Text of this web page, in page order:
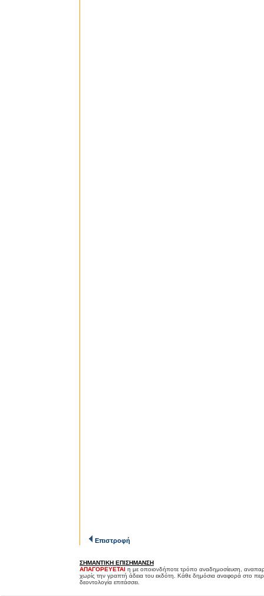
Επιστροφή
ΣΗΜΑΝΤΙΚΗ ΕΠΙΣΗΜΑΝΣΗ
ΑΠΑΓΟΡΕΥΕΤΑΙ η με οποιονδήποτε τρόπο αναδημοσίευση,
χωρίς την γραπτή άδεια του εκδότη. Κάθε δημόσια αναφορά στο
δεοντολογία επιτάσσει.